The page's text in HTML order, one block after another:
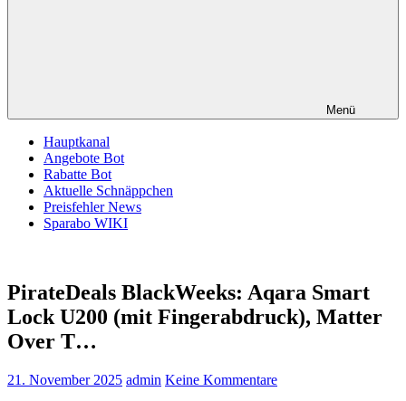
Menü
Hauptkanal
Angebote Bot
Rabatte Bot
Aktuelle Schnäppchen
Preisfehler News
Sparabo WIKI
PirateDeals BlackWeeks: Aqara Smart
Lock U200 (mit Fingerabdruck), Matter
Over T…
21. November 2025 admin Keine Kommentare